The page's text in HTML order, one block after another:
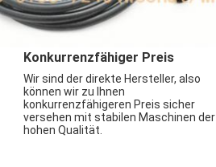
Konkurrenzfähiger Preis
Wir sind der direkte Hersteller, also
können wir zu Ihnen
konkurrenzfähigeren Preis sicher
versehen mit stabilen Maschinen der
hohen Qualität.